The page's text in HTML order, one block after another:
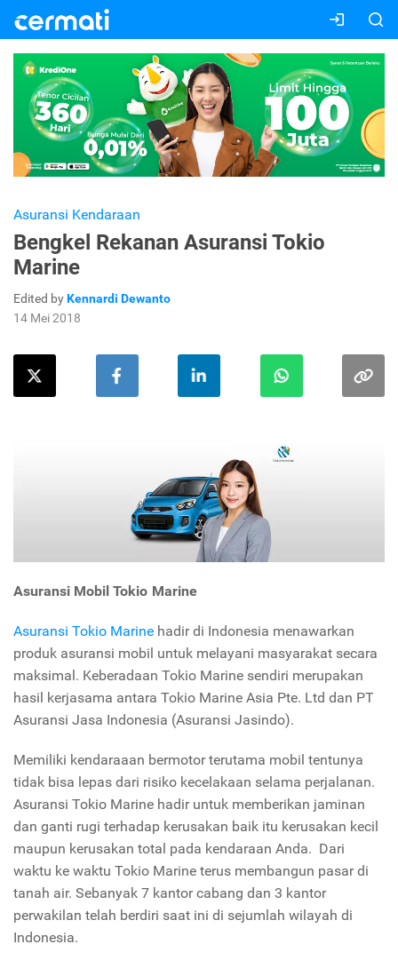
Asuransi Kendaraan
Bengkel Rekanan Asuransi Tokio
Marine
Edited byKennardi Dewanto
14 Mei 2018
Asuransi Mobil Tokio Marine
Asuransi Tokio Marine hadir di Indonesia menawarkan
produk asuransi mobil untuk melayani masyarakat secara
maksimal. Keberadaan Tokio Marine sendiri merupakan
hasil kerjasama antara Tokio Marine Asia Pte. Ltd dan PT
Asuransi Jasa Indonesia (Asuransi Jasindo).
Memiliki kendaraaan bermotor terutama mobil tentunya
tidak bisa lepas dari risiko kecelakaan selama perjalanan.
Asuransi Tokio Marine hadir untuk memberikan jaminan
dan ganti rugi terhadap kerusakan baik itu kerusakan kecil
maupun kerusakan total pada kendaraan Anda. Dari
waktu ke waktu Tokio Marine terus membangun pasar di
tanah air. Sebanyak 7 kantor cabang dan 3 kantor
perwakilan telah berdiri saat ini di sejumlah wilayah di
Indonesia.